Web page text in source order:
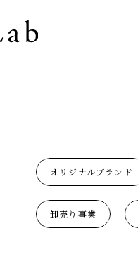
オリジナルブランド
卸売り事業